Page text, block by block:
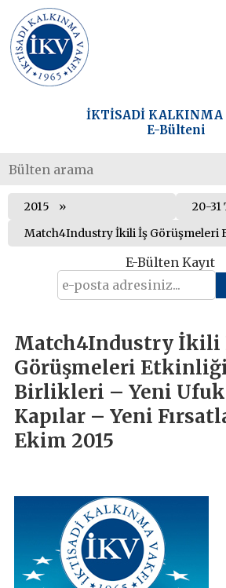
İKTİSADİ KALKINMA
E-Bülteni
2015
20-31
E-Bülten Kayıt
Match4Industry İkili
Görüşmeleri
Birlikleri – Yeni
Kapılar – Yeni
Ekim 2015